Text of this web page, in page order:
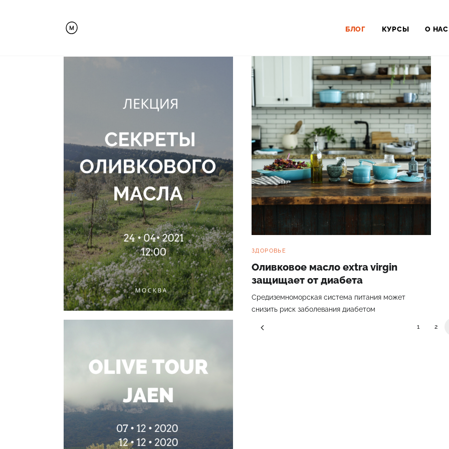
БЛОГ КУРСЫ О НАС
ЗДОРОВЬЕ
Оливковое масло extra virgin
защищает от диабета
Cредиземноморская система питания может
снизить риск заболевания диабетом
1 2